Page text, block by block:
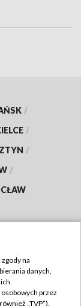
/
/
/
/
na
danych,
przez
„TVP”),